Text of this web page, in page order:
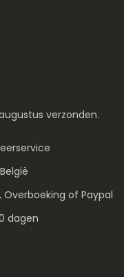
verzonden.
of Paypal
dagen